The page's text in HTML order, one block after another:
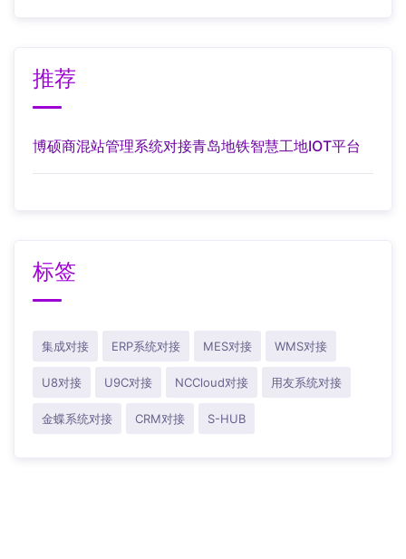
推荐
博硕商混站管理系统对接青岛地铁智慧工地IOT平台
标签
集成对接 ERP系统对接 MES对接 WMS对接
U8对接 U9C对接 NCCloud对接 用友系统对接
金蝶系统对接 CRM对接 S-HUB